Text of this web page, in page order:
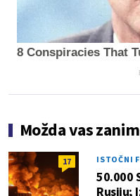
8 Conspiracies That
Možda vas
17 ISTOČNI
50.000
Rusiju;